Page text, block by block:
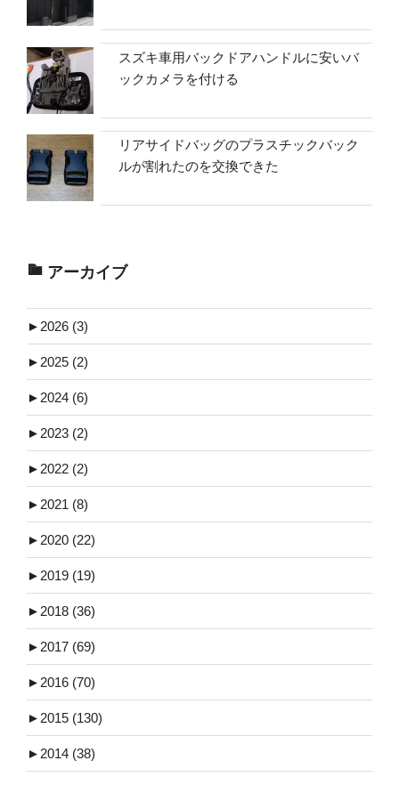
スズキ車用バックドアハンドルに安いバ
ックカメラを付ける
リアサイドバッグのプラスチックバック
ルが割れたのを交換できた
アーカイブ
► 2026 (3)
► 2025 (2)
► 2024 (6)
► 2023 (2)
► 2022 (2)
► 2021 (8)
► 2020 (22)
► 2019 (19)
► 2018 (36)
► 2017 (69)
► 2016 (70)
► 2015 (130)
► 2014 (38)